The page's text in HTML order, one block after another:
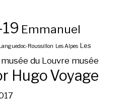
Emmanuel
Languedoc-Roussillon Les Alpes Les
musée du Louvre musée
HugoVoyage